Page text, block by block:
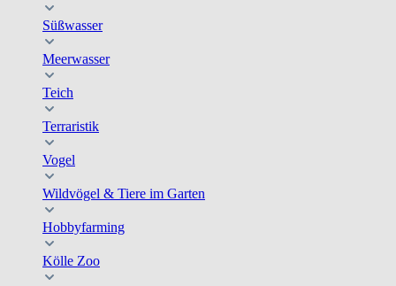
Süßwasser
Meerwasser
Teich
Terraristik
Vogel
Wildvögel & Tiere im Garten
Hobbyfarming
Kölle Zoo